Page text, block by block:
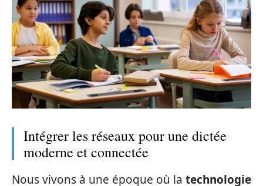
Intégrer les réseaux pour une dictée
moderne et connectée
Nous vivons à une époque où la technologie